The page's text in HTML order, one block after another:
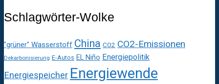
Schlagwörter-Wolke
"grüner" Wasserstoff China CO2 CO2-Emissionen
Dekarbonisierung E-Autos EL Niño Energiepolitik
Energiespeicher Energiewende